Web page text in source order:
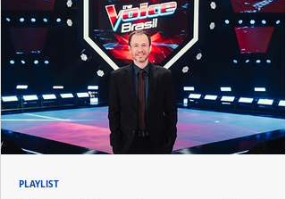
PLAYLIST